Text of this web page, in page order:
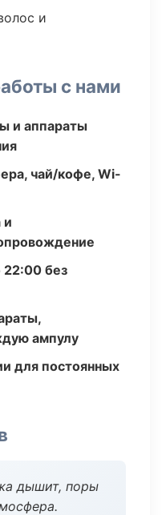
и
с нами
и аппараты
чай/кофе, Wi-
и
22:00 без
ампулу
для постоянных
дышит, поры